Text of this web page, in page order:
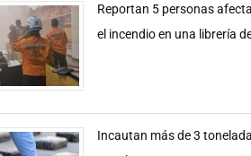
Reportan 5 personas
el incendio en una librería
Incautan más de 3